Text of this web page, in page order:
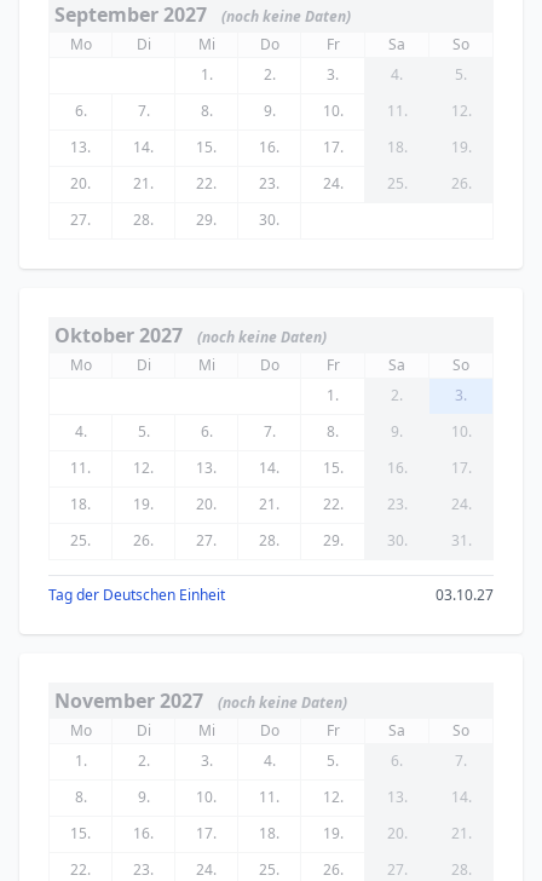
September 2027
(noch keine Daten)
Mo
Di Mi Do Fr Sa
So
1.
2. 3. 4.
5.
6.
7. 8. 9. 10. 11.
12.
13.
14. 15. 16. 17. 18.
19.
20.
21. 22. 23. 24. 25.
26.
27.
28. 29. 30.
Oktober 2027
(noch keine Daten)
Mo
Di Mi Do Fr Sa
So
1.
2.
3.
4.
5. 6. 7. 8. 9.
10.
11.
12. 13. 14. 15. 16.
17.
18.
19. 20. 21. 22. 23.
24.
25.
26. 27. 28. 29. 30. 31.
Tag der Deutschen Einheit 03.10.27
November 2027
(noch keine Daten)
Mo
Di Mi Do Fr Sa
So
1.
2. 3. 4. 5. 6.
7.
8.
9. 10. 11. 12. 13.
14.
15.
16. 17. 18. 19. 20.
21.
22.
23. 24. 25. 26. 27.
28.